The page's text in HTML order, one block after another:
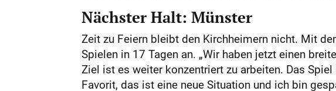
Nächster Halt: Münster
Zeit zu Feiern bleibt den Kirchheimern nicht. Mit
Spielen in 17 Tagen an. „Wir haben jetzt einen
Ziel ist es weiter konzentriert zu arbeiten. Das
Favorit, das ist eine neue Situation und ich bin